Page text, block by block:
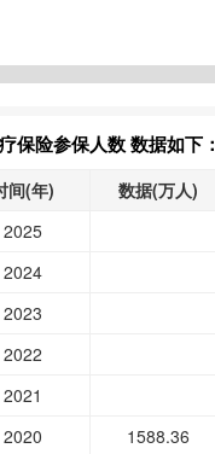
保险参保人数 数据如下：
间(年) 数据(万人)
2025
2024
2023
2022
2021
2020 1588.36